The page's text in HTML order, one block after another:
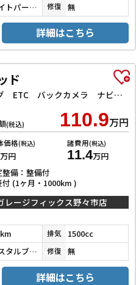
ホワイトパールクリスタルシャイン 修復 無
詳細はこちら
ド
ハイブリッド・Gホンダセンシング ETC バックカメラ ナビ TV オートクルーズコントロール レーンアシスト 衝突被害軽減システム 両側電動スライドドア オートライト LEDヘッドランプ スマートキー 電動格納ミラー 3列シート
(税込) 110.9万円
価格(税込)
万円
諸費用(税込)
11.4万円
整備：整備付
付 (1ヶ月・1000km )
レージフィックス野々市店
排気 1500cc
クリスタルブラックパール 修復 無
詳細はこちら